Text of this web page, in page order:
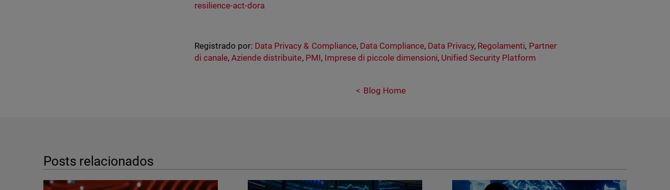
resilience-act-dora
Registrado por: Data Privacy & Compliance, Data Compliance, Data Privacy, Regolamenti, Partner
di canale,Aziende distribuite, PMI, Imprese di piccole dimensioni, Unified Security Platform
Blog Home
Posts relacionados